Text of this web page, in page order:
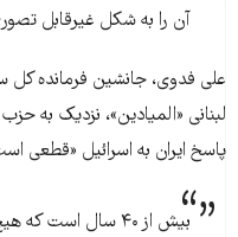
آن را به شکل غیرقابل
علی فدوی، جانشین فرمانده کل
لبنانی «المیادین»، نزدیک به
پاسخ ایران به اسرائیل «قطعی
بیش از ۴۰ سال است